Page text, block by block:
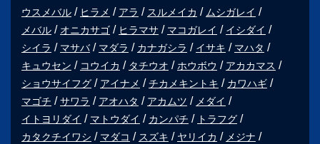
ウスメバル
ヒラメ アラ スルメイカ
ムシガレイ
メバル
オニカサゴ ヒラマサ マコガレイ
イシダイ
シイラ
マサバ マダラ カナガシラ イサキ
マハタ
キュウセン
コウイカ タチウオ ホウボウ
アカカマス
ショウサイフグ
アイナメ チカメキントキ
カワハギ
マゴチ
サワラ アオハタ アカムツ
メダイ
イトヨリダイ
マトウダイ カンパチ
トラフグ
カタクチイワシ
マダコ スズキ ヤリイカ
メジナ